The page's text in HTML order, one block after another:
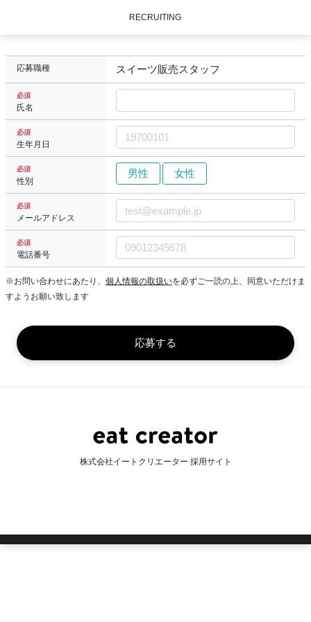
RECRUITING
応募職種 スイーツ販売スタッフ
必須
氏名
必須
生年月日
必須
性別
男性 女性
必須
メールアドレス
必須
電話番号
※お問い合わせにあたり、 個人情報の取扱いを必ずご一読の上、同意いただけま
すようお願い致します
株式会社イートクリエーター 採用サイト